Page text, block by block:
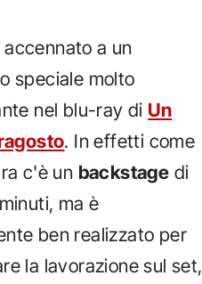
a un
speciale molto
nel blu-ray di Un
. In effetti come
c'è un backstage di
ma è
ben realizzato per
la lavorazione sul set,